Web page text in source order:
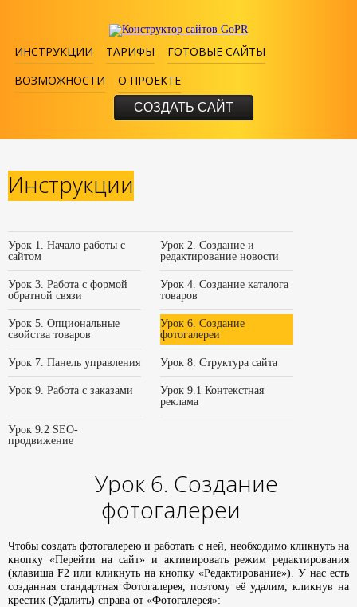
ИНСТРУКЦИИ ТАРИФЫ
ГОТОВЫЕ САЙТЫ
ВОЗМОЖНОСТИ
О ПРОЕКТЕ
СОЗДАТЬ САЙТ
Инструкции
Урок 1. Начало работы с
сайтом
Урок 2. Создание и
редактирование новости
Урок 3. Работа с формой
обратной связи
Урок 4. Создание каталога
товаров
Урок 5. Опциональные
свойства товаров
Урок 6. Создание
фотогалереи
Урок 7. Панель управления Урок 8. Структура сайта
Урок 9. Работа с заказами
Урок 9.1 Контекстная
реклама
Урок 9.2 SEO-
продвижение
Урок 6. Создание
фотогалереи
Чтобы создать фотогалерею и работать с ней, необходимо кликнуть на
кнопку «Перейти на сайт» и активировать режим редактирования
(клавиша F2 или кликнуть на кнопку «Редактирование»). У нас есть
созданная стандартная Фотогалерея, поэтому её удалим, кликнув на
крестик (Удалить) справа от «Фотогалерея»: